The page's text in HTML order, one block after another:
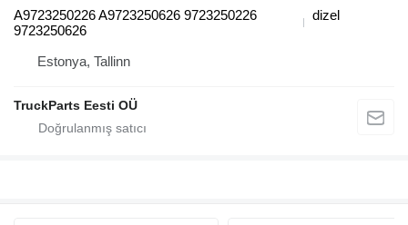
A9723250226 A9723250626 9723250226
9723250626
dizel
Estonya, Tallinn
TruckParts Eesti OÜ